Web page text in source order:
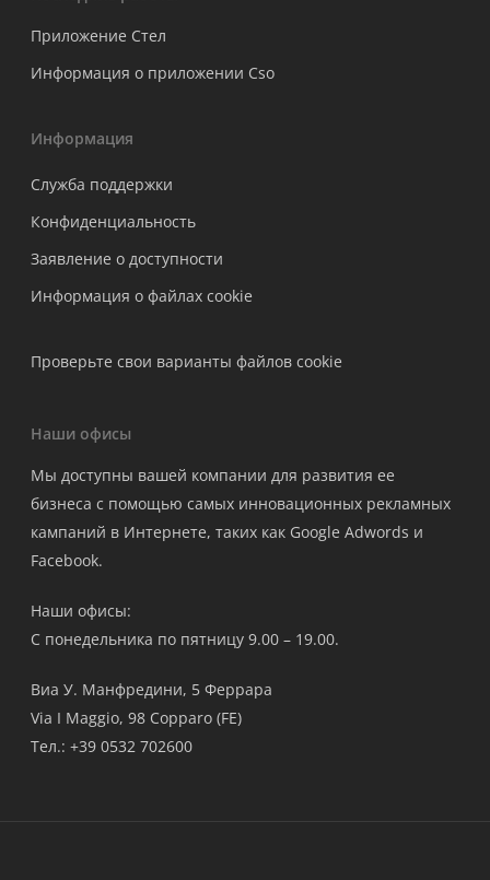
Приложение Стел
Информация о приложении Cso
Информация
Служба поддержки
Конфиденциальность
Заявление о доступности
Информация о файлах cookie
Проверьте свои варианты файлов cookie
Наши офисы
Мы доступны вашей компании для развития ее
бизнеса с помощью самых инновационных рекламных
кампаний в Интернете, таких как Google Adwords и
Facebook.
Наши офисы:
С понедельника по пятницу 9.00 – 19.00.
Виа У. Манфредини, 5 Феррара
Via I Maggio, 98 Copparo (FE)
Тел.: +39 0532 702600